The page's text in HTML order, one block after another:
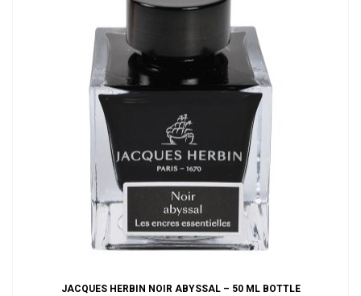
JACQUES HERBIN NOIR ABYSSAL – 50 ML BOTTLE